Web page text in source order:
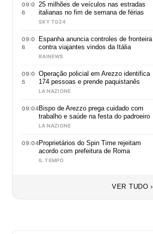
09:0
6
25 milhões de veículos nas estradas
italianas no fim de semana de férias
SKY TG24
09:0
6
Espanha anuncia controles de fronteira
contra viajantes vindos da Itália
RAINEWS
09:0
5
Operação policial em Arezzo identifica
174 pessoas e prende paquistanês
LA NAZIONE
09:04Bispo de Arezzo prega cuidado com
trabalho e saúde na festa do padroeiro
LA NAZIONE
09:04Proprietários do Spin Time rejeitam
acordo com prefeitura de Roma
IL TEMPO
VER TUDO ›